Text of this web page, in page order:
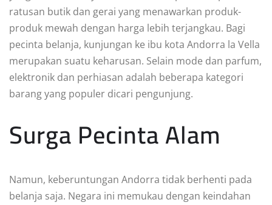
ratusan butik dan gerai yang menawarkan produk-
produk mewah dengan harga lebih terjangkau. Bagi
pecinta belanja, kunjungan ke ibu kota Andorra la Vella
merupakan suatu keharusan. Selain mode dan parfum,
elektronik dan perhiasan adalah beberapa kategori
barang yang populer dicari pengunjung.
Surga Pecinta Alam
Namun, keberuntungan Andorra tidak berhenti pada
belanja saja. Negara ini memukau dengan keindahan